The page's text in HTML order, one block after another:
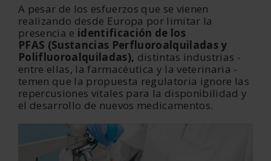
A pesar de los esfuerzos que se vienen
realizando desde Europa por limitar la
presencia e identificación de los
PFAS (Sustancias Perfluoroalquiladas y
Polifluoroalquiladas), distintas industrias -
entre ellas, la farmacéutica y la veterinaria -
temen que la propuesta regulatoria ignore las
repercusiones vitales para la disponibilidad y
el desarrollo de nuevos medicamentos.